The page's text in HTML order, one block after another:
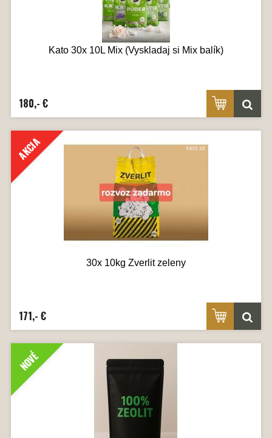
Kato 30x 10L Mix (Vyskladaj si Mix balík)
180,- €
AKCIA
30x 10kg Zverlit zeleny
171,- €
NOVÉ